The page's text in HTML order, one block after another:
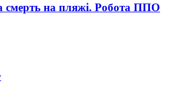
смерть на пляжі. Робота ППО